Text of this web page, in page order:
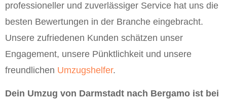
professioneller und zuverlässiger Service hat uns die
besten Bewertungen in der Branche eingebracht.
Unsere zufriedenen Kunden schätzen unser
Engagement, unsere Pünktlichkeit und unsere
freundlichen Umzugshelfer.
Dein Umzug von Darmstadt nach Bergamo ist bei